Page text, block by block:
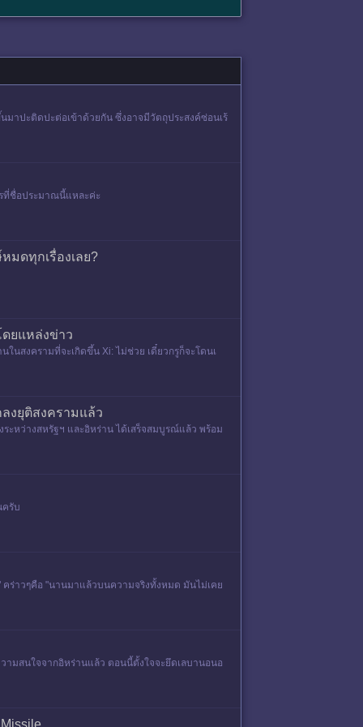
าปะติดปะต่อเข้าด้วยกัน ซึ่งอาจมีวัตถุประสงค์ซ่อนเร้
รที่ชื่อประมาณนี้แหละค่ะ
มดทุกเรื่องเลย?
ยแหล่งข่าว
นสงครามที่จะเกิดขึ้น Xi: ไม่ช่วย เดี๋ยวกรูก็จะโดนเ
งยุติสงครามแล้ว
ะหว่างสหรัฐฯ และอิหร่าน ได้เสร็จสมบูรณ์แล้ว พร้อม
ครับ
ร่าวๆคือ "​นานมาแล้วบนความจริงทั้งหมด มันไม่เคย
ามสนใจจากอิหร่านแล้ว ตอนนี้ตั้งใจจะยึดเลบานอนอ